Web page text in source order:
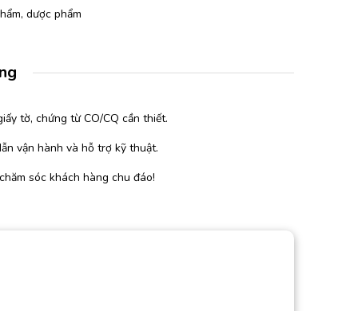
dược phẩm
tờ, chứng từ CO/CQ cần thiết.
vận hành và hỗ trợ kỹ thuật.
sóc khách hàng chu đáo!